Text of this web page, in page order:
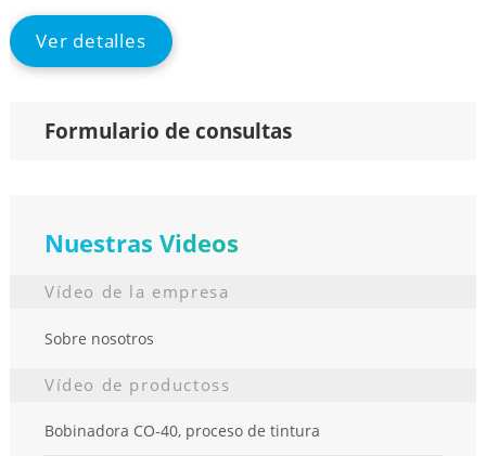
Ver detalles
Formulario de consultas
Nuestras Videos
Vídeo de la empresa
Sobre nosotros
Vídeo de productoss
Bobinadora CO-40, proceso de tintura